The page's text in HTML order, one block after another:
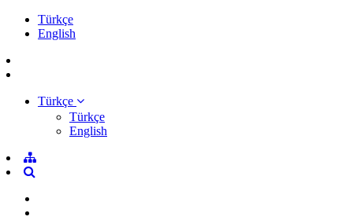
Türkçe
English
Türkçe
Türkçe
English